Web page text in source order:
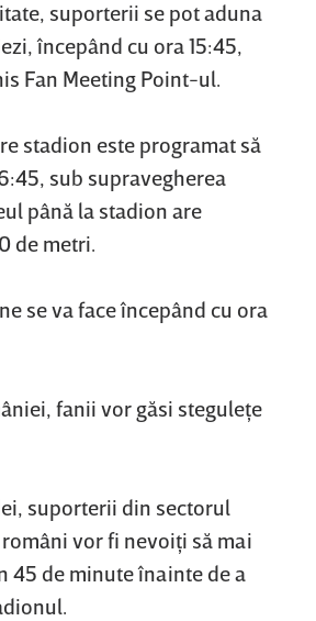
suporterii se pot aduna
începând cu ora 15:45,
Fan Meeting Point-ul.
stadion este programat să
sub supravegherea
până la stadion are
de metri.
se va face începând cu ora
fanii vor găsi steguleţe
suporterii din sectorul
vor fi nevoiţi să mai
45 de minute înainte de a